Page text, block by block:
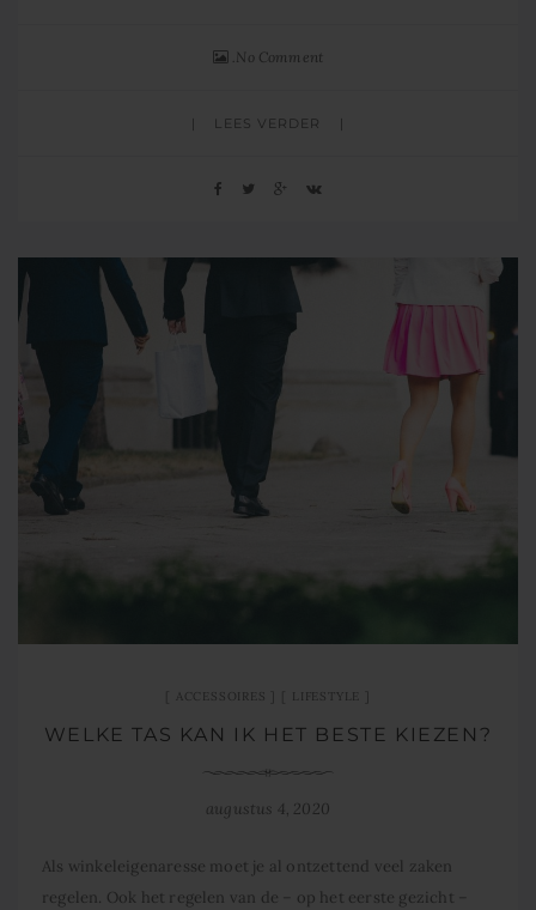
No Comment
LEES VERDER
ACCESSOIRES LIFESTYLE
WELKE TAS KAN IK HET BESTE KIEZEN?
augustus 4, 2020
Als winkeleigenaresse moet je al ontzettend veel zaken
regelen. Ook het regelen van de – op het eerste gezicht –